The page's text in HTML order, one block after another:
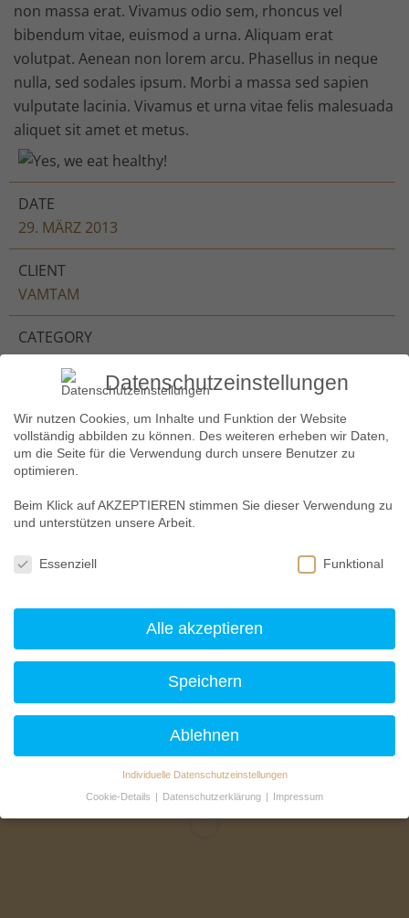
non massa erat. Vivamus odio sem, rhoncus vel
bibendum vitae, euismod a urna. Aliquam erat
volutpat. Aenean non lorem arcu. Phasellus in neque
nulla, sed sodales ipsum. Morbi a massa sed sapien
vulputate lacinia. Vivamus et urna vitae felis malesuada
aliquet sit amet et metus.
DATE
29. MÄRZ 2013
CLIENT
VAMTAM
CATEGORY
GALLERY
Related Photos
Datenschutzeinstellungen
Wir nutzen Cookies, um Inhalte und Funktion der Website
vollständig abbilden zu können. Des weiteren erheben wir Daten,
um die Seite für die Verwendung durch unsere Benutzer zu
optimieren.
Beim Klick auf AKZEPTIEREN stimmen Sie dieser Verwendung zu
und unterstützen unsere Arbeit.
Essenziell
Funktional
Alle akzeptieren
Speichern
Ablehnen
Individuelle Datenschutzeinstellungen
Cookie-Details
Datenschutzerklärung Impressum
Datenschutzeinstellungen